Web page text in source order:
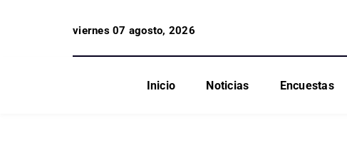
viernes 07 agosto, 2026
Inicio Noticias Encuestas